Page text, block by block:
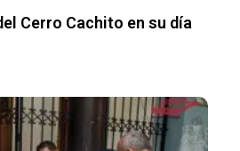
Cerro Cachito en su día